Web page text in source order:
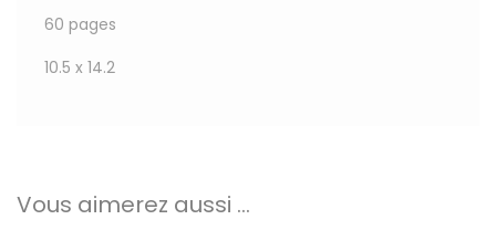
60 pages
10.5 x 14.2
Vous aimerez aussi ...